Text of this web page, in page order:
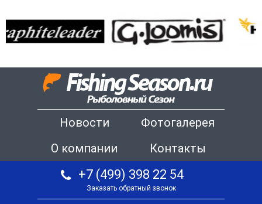
Новости
Фотогалерея
О компании
Контакты
+7 (499) 398 22 54
Заказать обратный звонок